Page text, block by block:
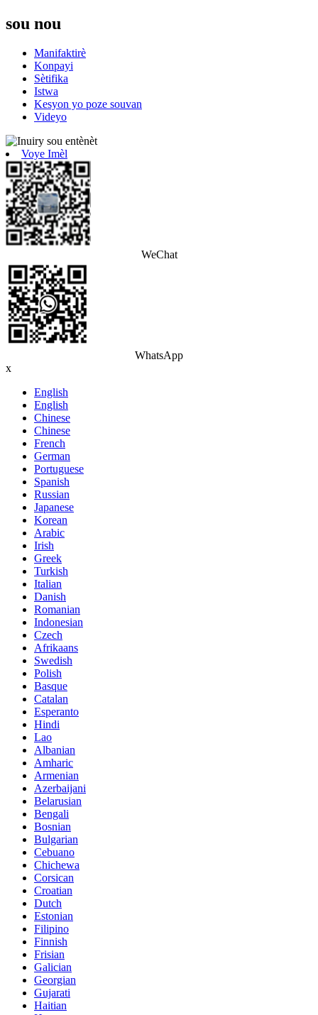
sou nou
Manifaktirè
Konpayi
Sètifika
Istwa
Kesyon yo poze souvan
Videyo
Voye Imèl
WeChat
WhatsApp
x
English
English
Chinese
Chinese
French
German
Portuguese
Spanish
Russian
Japanese
Korean
Arabic
Irish
Greek
Turkish
Italian
Danish
Romanian
Indonesian
Czech
Afrikaans
Swedish
Polish
Basque
Catalan
Esperanto
Hindi
Lao
Albanian
Amharic
Armenian
Azerbaijani
Belarusian
Bengali
Bosnian
Bulgarian
Cebuano
Chichewa
Corsican
Croatian
Dutch
Estonian
Filipino
Finnish
Frisian
Galician
Georgian
Gujarati
Haitian